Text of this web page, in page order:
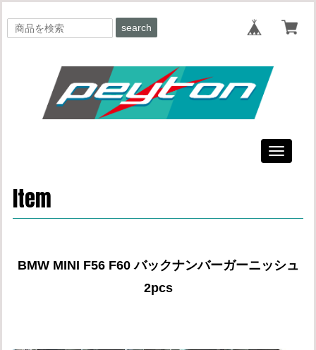
search
Toggle
Item
BMW MINI F56 F60 バックナンバーガーニッシュ
2pcs